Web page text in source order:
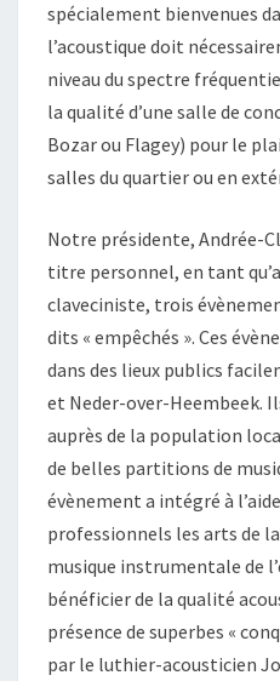
spécialement bienvenues
l’acoustique doit
niveau du spectre
la qualité d’une salle de
Bozar ou Flagey) pour le
salles du quartier ou en
Notre présidente, Andrée-
titre personnel, en tant
claveciniste, trois
dits « empêchés ». Ces
dans des lieux publics
et Neder-over-Heembeek.
auprès de la population
de belles partitions de
évènement a intégré à
professionnels les arts de
musique instrumentale de
bénéficier de la qualité
présence de superbes «
par le luthier-acousticien